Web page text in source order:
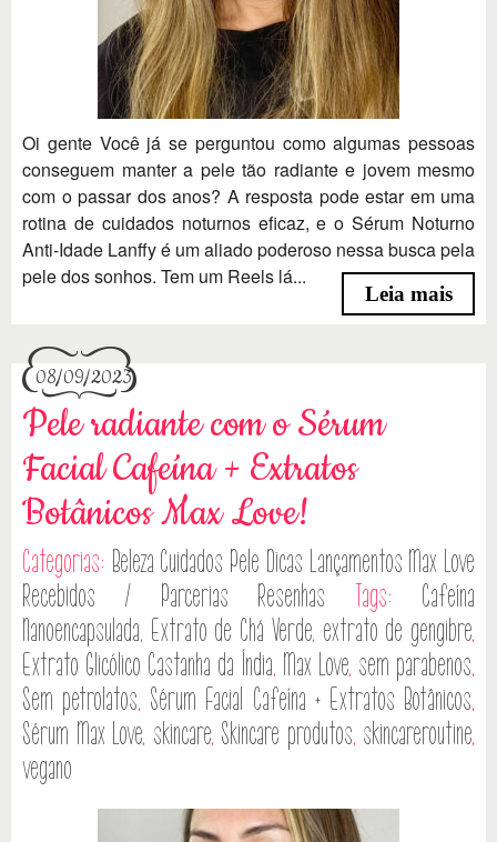
Oi gente Você já se perguntou como algumas pessoas
conseguem manter a pele tão radiante e jovem mesmo
com o passar dos anos? A resposta pode estar em uma
rotina de cuidados noturnos eficaz, e o Sérum Noturno
Anti-Idade Lanffy é um aliado poderoso nessa busca pela
pele dos sonhos. Tem um Reels lá...
Leia mais
08/09/2023
Pele radiante com o Sérum
Facial Cafeína + Extratos
Botânicos Max Love!
Categorias: Beleza Cuidados Pele Dicas Lançamentos Max Love
Recebidos / Parcerias
Resenhas Tags: Cafeína
Nanoencapsulada, Extrato de Chá Verde, extrato de gengibre,
Extrato Glicólico Castanha da Índia, Max Love, sem parabenos,
Sem petrolatos, Sérum Facial Cafeína + Extratos Botânicos,
Sérum Max Love, skincare, Skincare produtos, skincareroutine,
vegano